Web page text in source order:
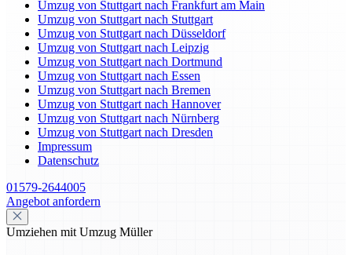
Umzug von Stuttgart nach Frankfurt am Main
Umzug von Stuttgart nach Stuttgart
Umzug von Stuttgart nach Düsseldorf
Umzug von Stuttgart nach Leipzig
Umzug von Stuttgart nach Dortmund
Umzug von Stuttgart nach Essen
Umzug von Stuttgart nach Bremen
Umzug von Stuttgart nach Hannover
Umzug von Stuttgart nach Nürnberg
Umzug von Stuttgart nach Dresden
Impressum
Datenschutz
01579-2644005
Angebot anfordern
Umziehen mit Umzug Müller